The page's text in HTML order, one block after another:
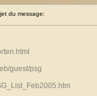
du message:
guest/psg